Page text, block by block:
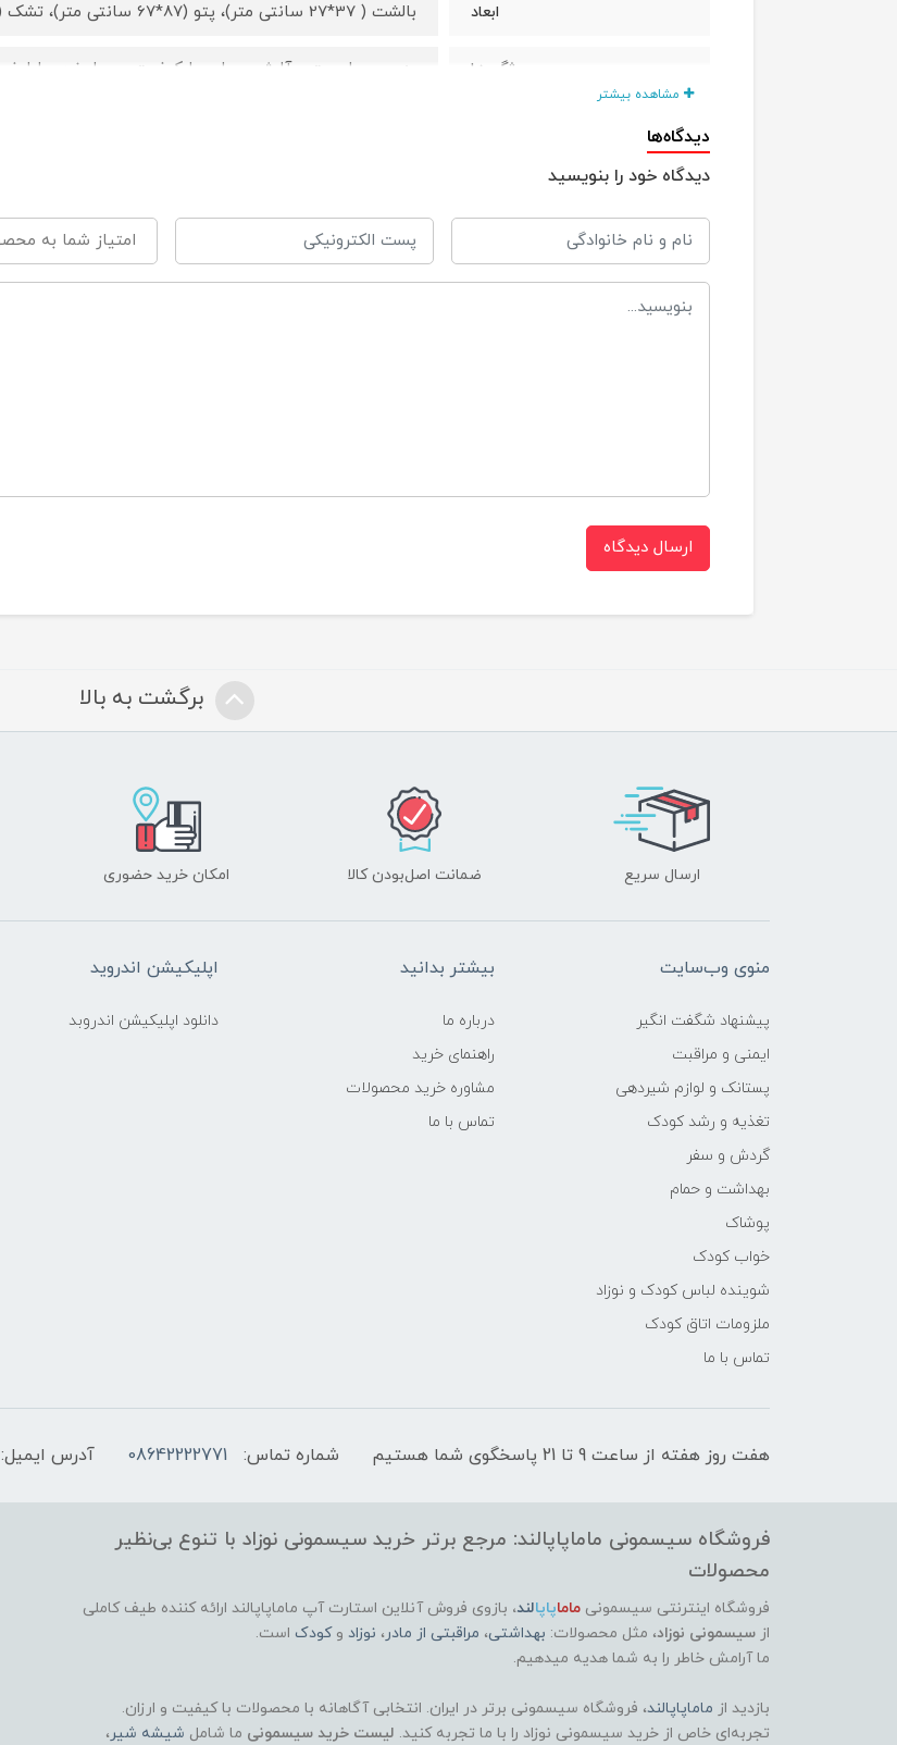
ابعاد بالشت ( 37*27 سانتی متر)، پتو (87*67 سانتی متر)، تشک (59*77 سانتی متر)
ویژگی ها بدون حساسیت و آلرژی ، چاپ با کیفیت، بسیار نرم و لطیف
مشاهده بیشتر
دیدگاه‌ها
دیدگاه خود را بنویسید
ارسال دیدگاه
برگشت به بالا
ارسال سریع ضمانت اصل‌بودن کالا امکان خرید حضوری
منوی وب‌سایت
پیشنهاد شگفت انگیر
ایمنی و مراقبت
پستانک و لوازم شیردهی
تغذیه و رشد کودک
گردش و سفر
بهداشت و حمام
پوشاک
خواب کودک
شوینده لباس کودک و نوزاد
ملزومات اتاق کودک
تماس با ما
بیشتر بدانید
درباره ما
راهنمای خرید
مشاوره خرید محصولات
تماس با ما
اپلیکیشن اندروید
دانلود اپلیکیشن اندروبد
هفت روز هفته از ساعت 9 تا 21 پاسخگوی شما هستیم شماره تماس: 08642222771 آدرس ایمیل:
فروشگاه سیسمونی ماماپاپالند: مرجع برتر خرید سیسمونی نوزاد با تنوع بی‌نظیر
محصولات
فروشگاه اینترنتی سیسمونی ماماپاپالند، بازوی فروش آنلاین استارت آپ ماماپاپالند ارائه کننده طیف کاملی
از سیسمونی نوزاد، مثل محصولات: بهداشتی، مراقبتی از مادر، نوزاد وکودک است.
ما آرامش خاطر را به شما هدیه میدهیم.
بازدید از ماماپاپالند، فروشگاه سیسمونی برتر در ایران. انتخابی آگاهانه با محصولات با کیفیت و ارزان.
تجربه‌ای خاص از خرید سیسمونی نوزاد را با ما تجربه کنید. لیست خرید سیسمونی ما شامل شیشه شیر،